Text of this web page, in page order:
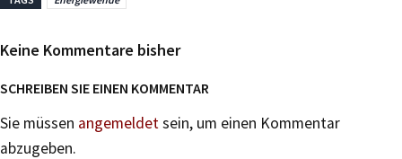
Keine Kommentare bisher
SCHREIBEN SIE EINEN KOMMENTAR
Sie müssen angemeldetsein, um einen Kommentar
abzugeben.